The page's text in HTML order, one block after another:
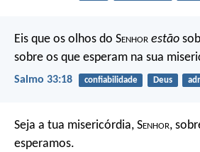
Eis que os olhos do Senhor estão
sobre os que esperam na sua
Salmo 33:18 confiabilidade Deus
Seja a tua misericórdia, Senhor,
esperamos.